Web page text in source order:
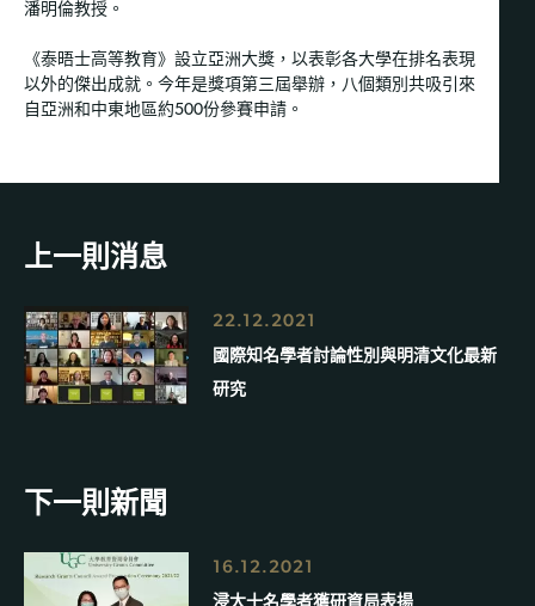
潘明倫教授。
《泰晤士高等教育》設立亞洲大獎，以表彰各大學在排名表現
以外的傑出成就。今年是獎項第三屆舉辦，八個類別共吸引來
自亞洲和中東地區約500份參賽申請。
上一則消息
22.12.2021
國際知名學者討論性別與明清文化最新
研究
下一則新聞
16.12.2021
浸大十名學者獲研資局表揚